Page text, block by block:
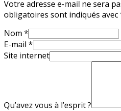
Votre adresse e-mail ne sera
obligatoires sont indiqués avec
Nom *
E-mail *
Site internet
Qu’avez vous à l’esprit ?